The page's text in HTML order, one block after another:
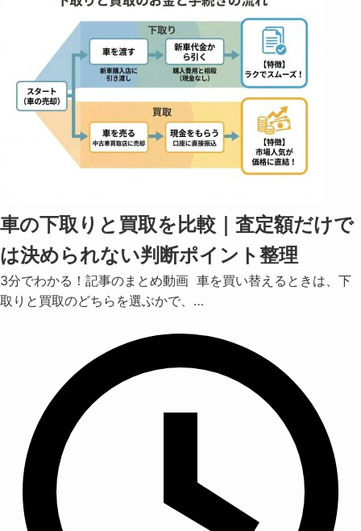
車の下取りと買取を比較｜査定額だけで
は決められない判断ポイント整理
3分でわかる！記事のまとめ動画 車を買い替えるときは、下
取りと買取のどちらを選ぶかで、…